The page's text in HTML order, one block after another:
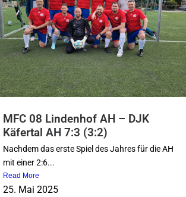
MFC 08 Lindenhof AH – DJK
Käfertal AH 7:3 (3:2)
Nachdem das erste Spiel des Jahres für die AH
mit einer 2:6...
Read More
25. Mai 2025